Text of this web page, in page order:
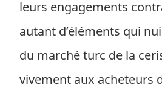
leurs engagements
autant d’éléments qui
du marché turc de la
vivement aux acheteurs